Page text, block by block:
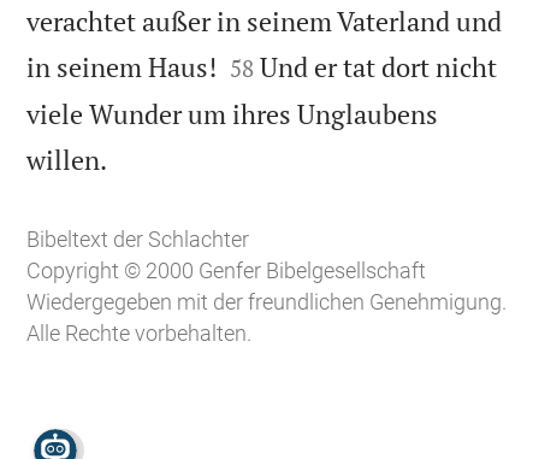
verachtet außer in seinem Vaterland und
in seinem Haus! 

58 Und er tat dort nicht
viele Wunder um ihres Unglaubens
willen.
Bibeltext der Schlachter
Copyright © 2000 Genfer Bibelgesellschaft
Wiedergegeben mit der freundlichen Genehmigung.
Alle Rechte vorbehalten.